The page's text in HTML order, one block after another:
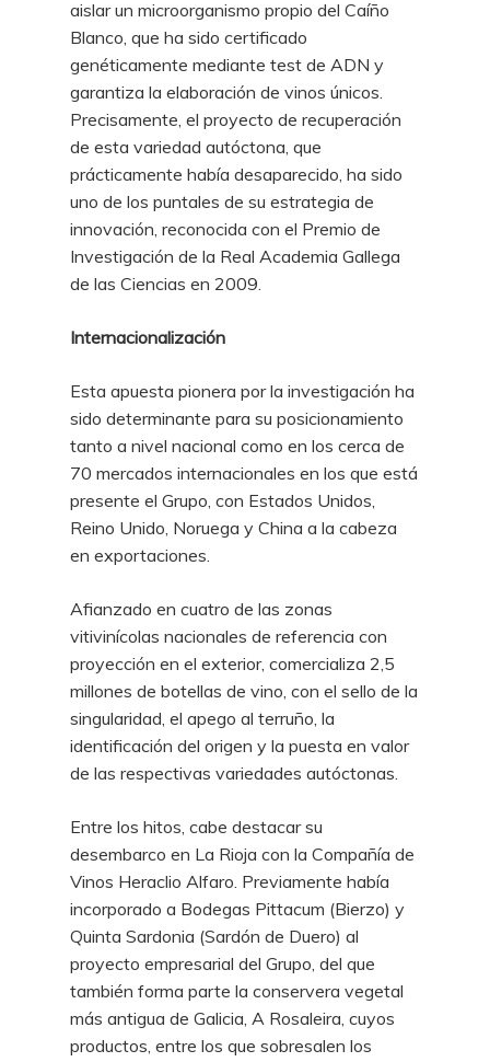
aislar un microorganismo propio del Caíño
Blanco, que ha sido certificado
genéticamente mediante test de ADN y
garantiza la elaboración de vinos únicos.
Precisamente, el proyecto de recuperación
de esta variedad autóctona, que
prácticamente había desaparecido, ha sido
uno de los puntales de su estrategia de
innovación, reconocida con el Premio de
Investigación de la Real Academia Gallega
de las Ciencias en 2009.
Internacionalización
Esta apuesta pionera por la investigación ha
sido determinante para su posicionamiento
tanto a nivel nacional como en los cerca de
70 mercados internacionales en los que está
presente el Grupo, con Estados Unidos,
Reino Unido, Noruega y China a la cabeza
en exportaciones.
Afianzado en cuatro de las zonas
vitivinícolas nacionales de referencia con
proyección en el exterior, comercializa 2,5
millones de botellas de vino, con el sello de la
singularidad, el apego al terruño, la
identificación del origen y la puesta en valor
de las respectivas variedades autóctonas.
Entre los hitos, cabe destacar su
desembarco en La Rioja con la Compañía de
Vinos Heraclio Alfaro. Previamente había
incorporado a Bodegas Pittacum (Bierzo) y
Quinta Sardonia (Sardón de Duero) al
proyecto empresarial del Grupo, del que
también forma parte la conservera vegetal
más antigua de Galicia, A Rosaleira, cuyos
productos, entre los que sobresalen los